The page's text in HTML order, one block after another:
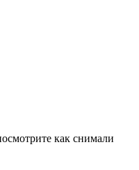
как снимали